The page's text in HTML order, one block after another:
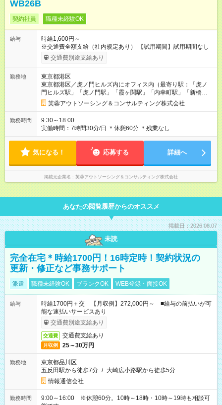
WB26B
契約社員 職種未経験OK
給与
時給1,600円～
※交通費全額支給（社内規定あり） 【試用期間】試用期間なし
交通費別途支給あり
勤務地
東京都港区
東京都港区／虎ノ門ヒルズ内にオフィス内（最寄り駅：「虎ノ
門ヒルズ駅」「虎ノ門駅」「霞ヶ関駅」「内幸町駅」「新橋
駅」）
芙蓉アウトソーシング＆コンサルティング株式会社
勤務時間
9:30～18:00
実働時間：7時間30分/日 ＊休憩60分 ＊残業なし
気になる！ 応募する 詳細へ
掲載元企業名 芙蓉アウトソーシング＆コンサルティング株式会社
あなたの閲覧履歴からのオススメ
掲載日：2026.08.07
未読
完全在宅＊時給1700円！16時定時！契約状況の
更新・修正など事務サポート
派遣 職種未経験OK ブランクOK WEB登録・面接OK
給与
時給1700円＋交 【月収例】272,000円～ ■給与の前払いが可
能な速払いサービスあり
交通費別途支給あり
交通費 交通費支給あり
月収例 25～30万円
勤務地
東京都品川区
五反田駅から徒歩7分 / 大崎広小路駅から徒歩5分
情報通信会社
勤務時間
9:00～16:00 ※休憩60分。10時～18時・10時～19時も相談可